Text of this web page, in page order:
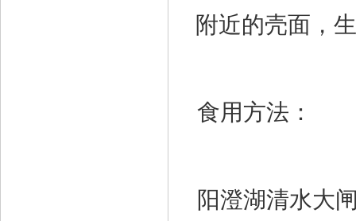
附近的壳面，
食用方法：
阳澄湖清水大